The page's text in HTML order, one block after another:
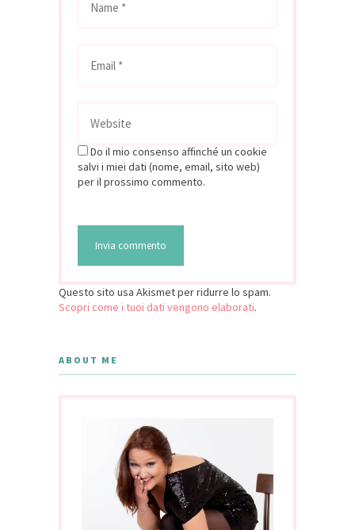
Do il mio consenso affinché un cookie
salvi i miei dati (nome, email, sito web)
per il prossimo commento.
Questo sito usa Akismet per ridurre lo spam.
Scopri come i tuoi dati vengono elaborati.
ABOUT ME